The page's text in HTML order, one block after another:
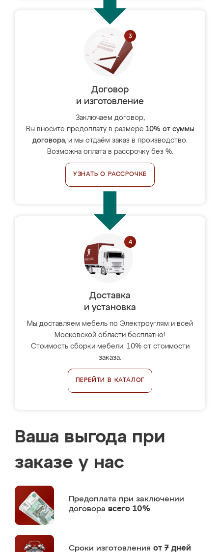
Договор
и изготовление
Заключаем договор,
Вы вносите предоплату в размере 10% от суммы
договора, и мы отдаём заказ в производство.
Возможна оплата в рассрочку без %.
УЗНАТЬ О РАССРОЧКЕ
Доставка
и установка
Мы доставляем мебель по Электроуглям и всей
Московской области бесплатно!
Стоимость сборки мебели: 10% от стоимости
заказа.
ПЕРЕЙТИ В КАТАЛОГ
Ваша выгода при
заказе у нас
Предоплата при заключении
договора всего 10%
Сроки изготовления от 7 дней